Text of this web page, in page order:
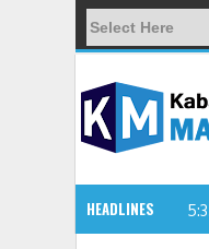
HEADLINES